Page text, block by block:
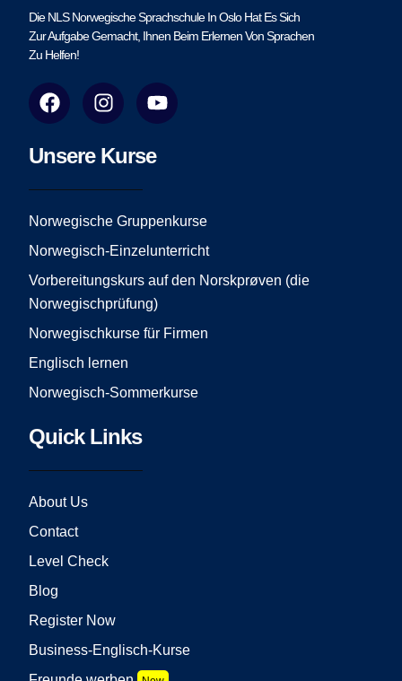
Die NLS Norwegische Sprachschule In Oslo Hat Es Sich
Zur Aufgabe Gemacht, Ihnen Beim Erlernen Von Sprachen
Zu Helfen!
F
a
e
o
o
I
n
t
g
r
m
Y
o
t
e
Unsere Kurse
Norwegische Gruppenkurse
Norwegisch-Einzelunterricht
Vorbereitungskurs auf den Norskprøven (die
Norwegischprüfung)
Norwegischkurse für Firmen
Englisch lernen
Norwegisch-Sommerkurse
Quick Links
About Us
Contact
Level Check
Blog
Register Now
Business-Englisch-Kurse